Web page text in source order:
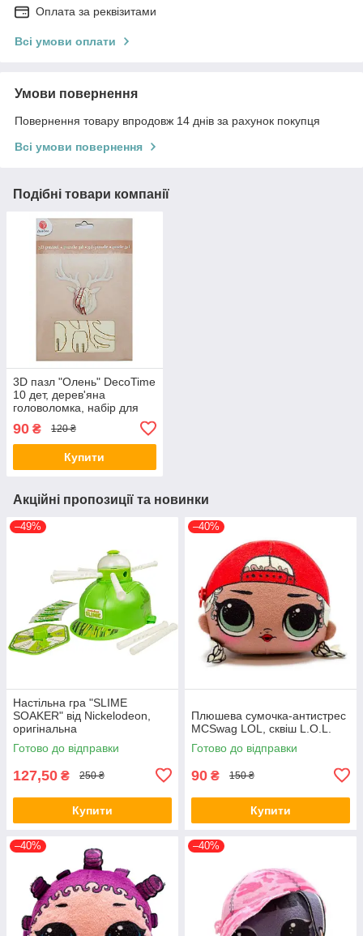
Оплата за реквізитами
Всі умови оплати
Умови повернення
Повернення товару впродовж 14 днів за рахунок покупця
Всі умови повернення
Подібні товари компанії
3D пазл "Олень" DecoTime
10 дет, дерев'яна
головоломка, набір для
90 ₴ 120 ₴
Купити
Акційні пропозиції та новинки
–49%
Настільна гра "SLIME
SOAKER" від Nickelodeon,
оригінальна
Готово до відправки
127,50 ₴ 250 ₴
Купити
–40%
Плюшева сумочка-антистрес
MCSwag LOL, сквіш L.O.L.
Готово до відправки
90 ₴ 150 ₴
Купити
–40% –40%